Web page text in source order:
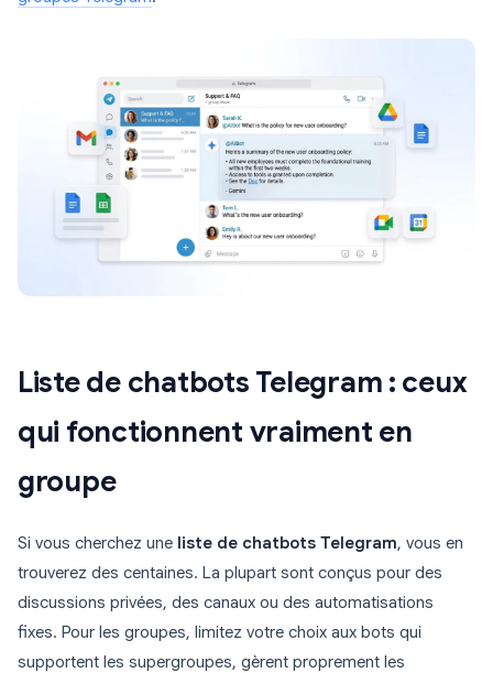
Liste de chatbots Telegram : ceux
qui fonctionnent vraiment en
groupe
Si vous cherchez une liste de chatbots Telegram, vous en
trouverez des centaines. La plupart sont conçus pour des
discussions privées, des canaux ou des automatisations
fixes. Pour les groupes, limitez votre choix aux bots qui
supportent les supergroupes, gèrent proprement les